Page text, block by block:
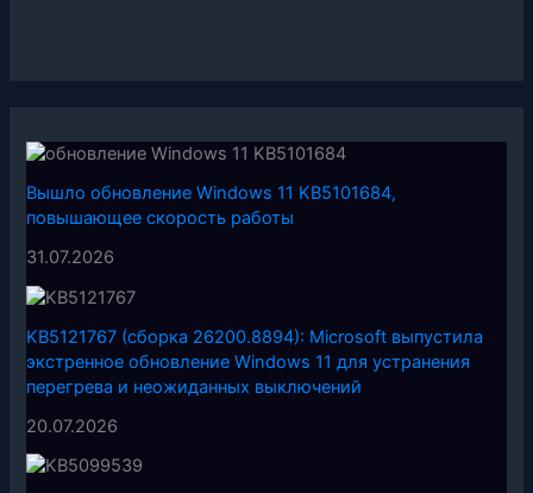
Вышло обновление Windows 11 KB5101684,
повышающее скорость работы
31.07.2026
KB5121767 (сборка 26200.8894): Microsoft выпустила
экстренное обновление Windows 11 для устранения
перегрева и неожиданных выключений
20.07.2026